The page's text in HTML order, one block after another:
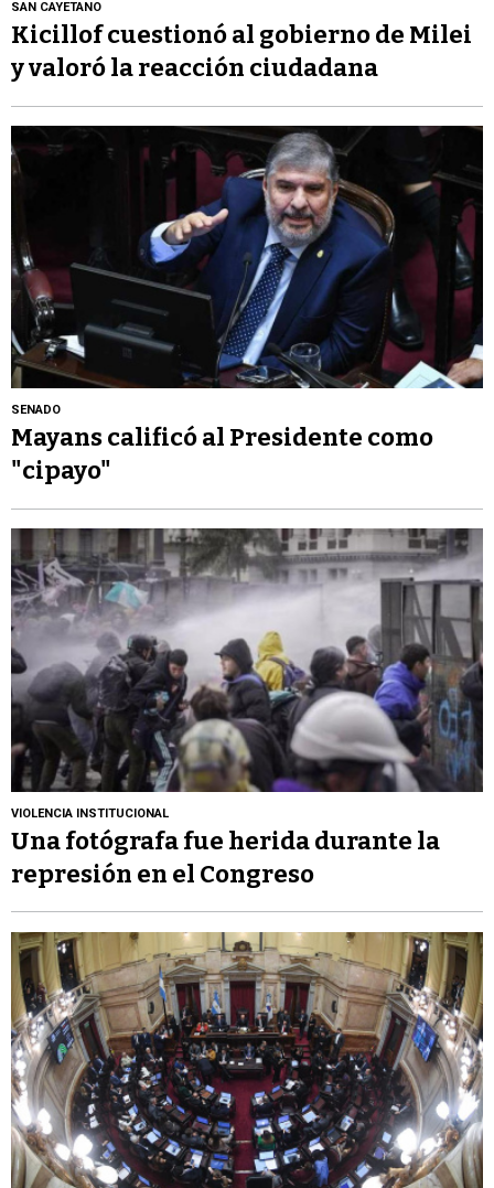
SAN CAYETANO
Kicillof cuestionó al gobierno de Milei
y valoró la reacción ciudadana
SENADO
Mayans calificó al Presidente como
"cipayo"
VIOLENCIA INSTITUCIONAL
Una fotógrafa fue herida durante la
represión en el Congreso